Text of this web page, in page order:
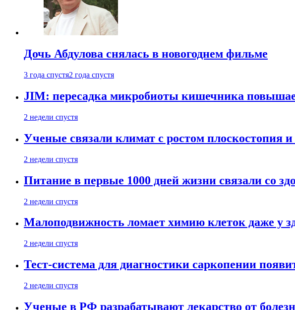
Дочь Абдулова снялась в новогоднем фильме
3 года спустя2 года спустя
JIM: пересадка микробиоты кишечника
2 недели спустя
Ученые связали климат с ростом плоскостопия и
2 недели спустя
Питание в первые 1000 дней жизни связали со
2 недели спустя
Малоподвижность ломает химию клеток даже у
2 недели спустя
Тест-система для диагностики саркопении
2 недели спустя
Ученые в РФ разрабатывают лекарство от